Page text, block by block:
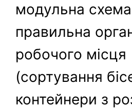
модульна схема
правильна
робочого місця
(сортування
контейнери з